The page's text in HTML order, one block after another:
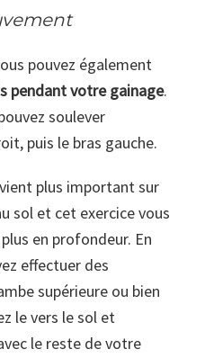
pouvez également
pendant votre gainage.
soulever
puis le bras gauche.
plus important sur
sol et cet exercice vous
en profondeur. En
effectuer des
supérieure ou bien
le vers le sol et
le reste de votre